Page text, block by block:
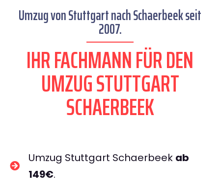
Umzug von Stuttgart nach Schaerbeek seit
2007.
IHR FACHMANN FÜR DEN
UMZUG STUTTGART
SCHAERBEEK
Umzug Stuttgart Schaerbeek ab
149€.